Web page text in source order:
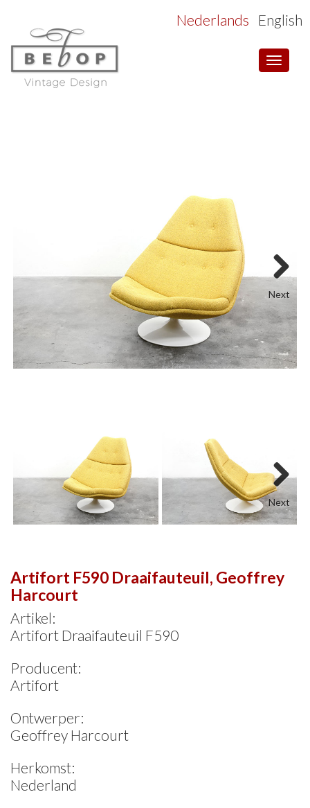
Toggle
Nederlands English
Next
Next
Artifort F590 Draaifauteuil, Geoffrey
Harcourt
Artikel:
Artifort Draaifauteuil F590
Producent:
Artifort
Ontwerper:
Geoffrey Harcourt
Herkomst:
Nederland